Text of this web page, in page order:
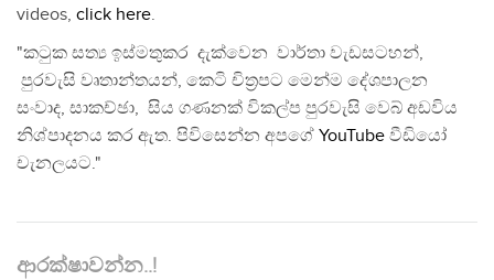
videos, click here.
"කටුක සත්‍ය ඉස්මතුකර දැක්වෙන වාර්තා වැඩසටහන්,
පුරවැසි වෘතාන්තයන්, කෙටි චිත්‍රපට මෙන්ම දේශපාලන
සංවාද, සාකච්ඡා, සිය ගණනක් විකල්ප පුරවැසි වෙබ් අඩවිය
නිශ්පාදනය කර ඇත. පිවිසෙන්න අපගේ YouTube වීඩියෝ
චැනලයට."
ආරක්ෂාවන්න..!